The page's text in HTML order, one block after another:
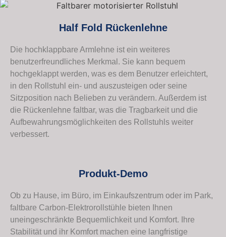
Half Fold Rückenlehne
Die hochklappbare Armlehne ist ein weiteres
benutzerfreundliches Merkmal. Sie kann bequem
hochgeklappt werden, was es dem Benutzer erleichtert,
in den Rollstuhl ein- und auszusteigen oder seine
Sitzposition nach Belieben zu verändern. Außerdem ist
die Rückenlehne faltbar, was die Tragbarkeit und die
Aufbewahrungsmöglichkeiten des Rollstuhls weiter
verbessert.
Produkt-Demo
Ob zu Hause, im Büro, im Einkaufszentrum oder im Park,
faltbare Carbon-Elektrorollstühle bieten Ihnen
uneingeschränkte Bequemlichkeit und Komfort. Ihre
Stabilität und ihr Komfort machen eine langfristige